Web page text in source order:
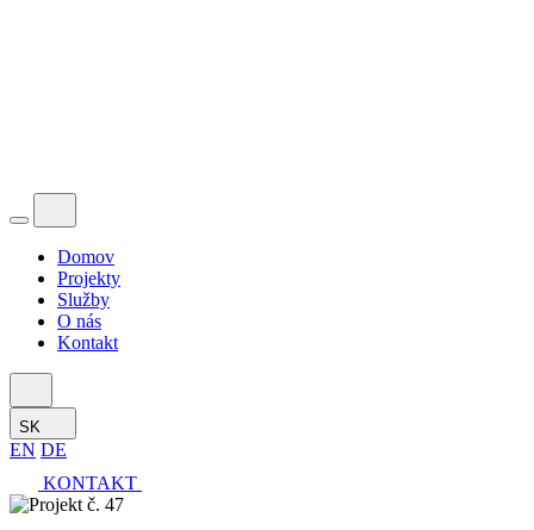
Domov
Projekty
Služby
O nás
Kontakt
SK
EN DE
KONTAKT